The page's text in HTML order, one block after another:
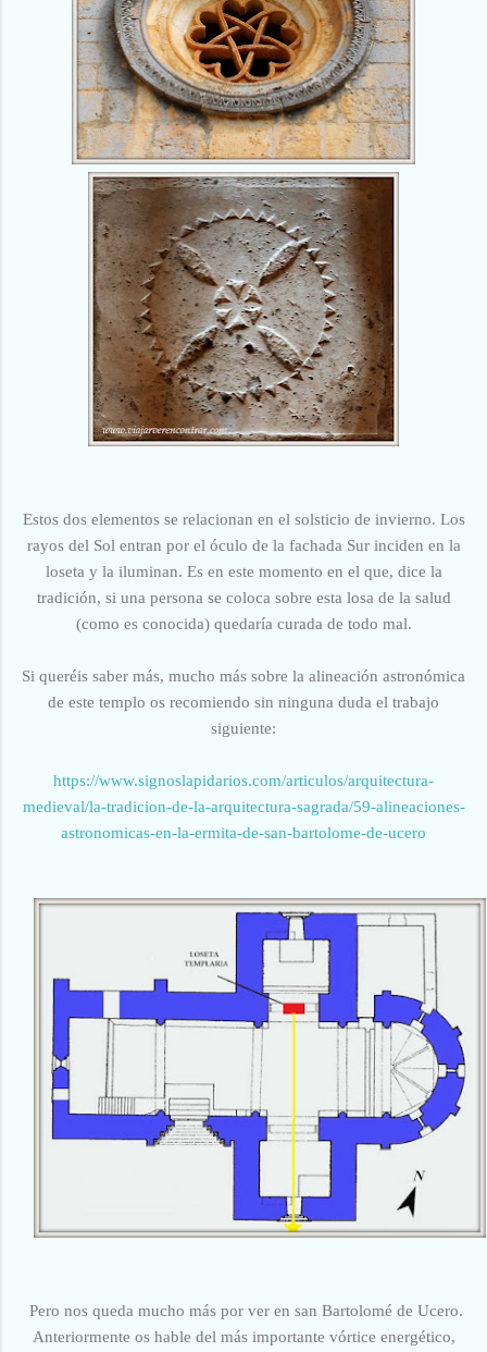
Estos dos elementos se relacionan en el solsticio de invierno. Los
rayos del Sol entran por el óculo de la fachada Sur inciden en la
loseta y la iluminan. Es en este momento en el que, dice la
tradición, si una persona se coloca sobre esta losa de la salud
(como es conocida) quedaría curada de todo mal.
Si queréis saber más, mucho más sobre la alineación astronómica
de este templo os recomiendo sin ninguna duda el trabajo
siguiente:
https://www.signoslapidarios.com/articulos/arquitectura-
medieval/la-tradicion-de-la-arquitectura-sagrada/59-alineaciones-
astronomicas-en-la-ermita-de-san-bartolome-de-ucero
Pero nos queda mucho más por ver en san Bartolomé de Ucero.
Anteriormente os hable del más importante vórtice energético,